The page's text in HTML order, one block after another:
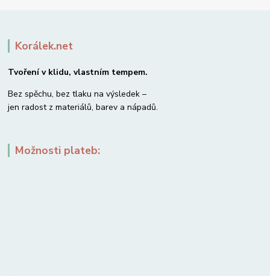
Korálek.net
Tvoření v klidu, vlastním tempem.
Bez spěchu, bez tlaku na výsledek –
jen radost z materiálů, barev a nápadů.
Možnosti plateb: